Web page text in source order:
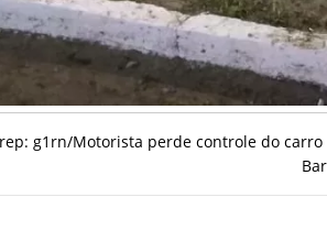
g1rn/Motorista perde controle do